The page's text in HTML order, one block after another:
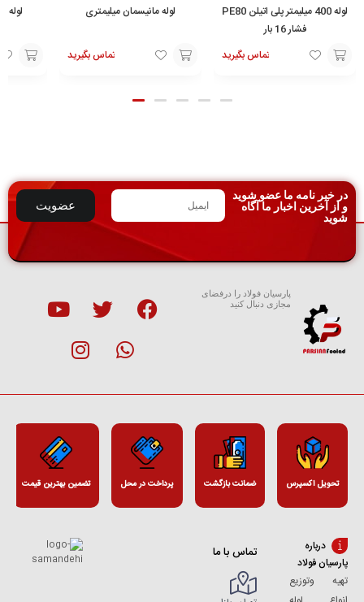
لوله 400 میلیمتر پلی اتیلن PE80
فشار 16 بار
تماس بگیرید
لوله مانیسمان میلیمتری
تماس بگیرید
به
عضویت
در خبر نامه ما عضو شوید
و از آخرین اخبار ما آگاه
شوید
پارسیان فولاد را درفضای
مجازی دنبال کنید
تحویل اکسپرس ضمانت بازگشت پرداخت در محل تضمین بهترین قیمت
درباره
پارسیان فولاد
تهیه وتوزیع
تماس با ما